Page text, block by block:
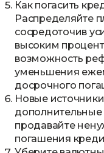
Как погасить
Распределяйте
сосредоточив
высоким
возможность
уменьшения
досрочного
Новые
продавайте
погашения